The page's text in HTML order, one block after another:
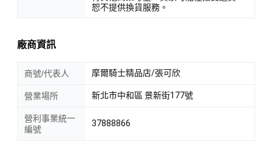
恕不提供換貨服務。
廠商資訊
商號/代表人 摩爾騎士精品店/張可欣
營業場所 新北市中和區 景新街177號
營利事業統一
編號
37888866